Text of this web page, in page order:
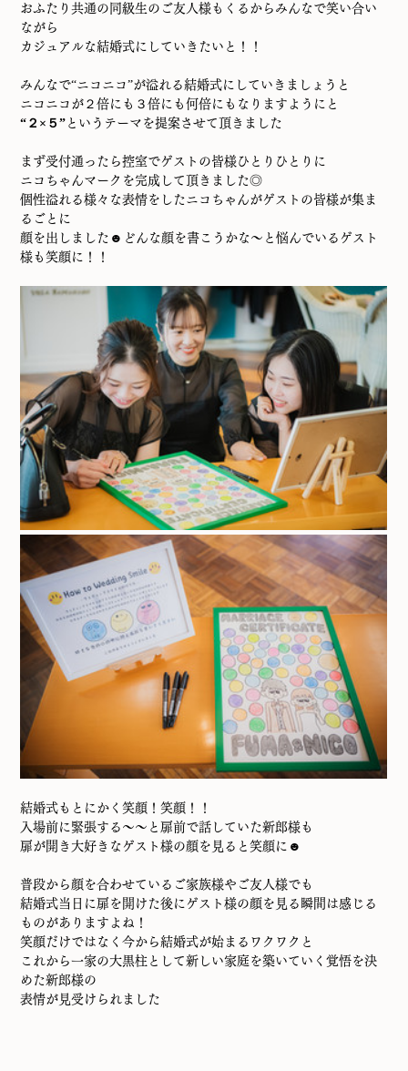
おふたり共通の同級生のご友人様もくるからみんなで笑い合い
ながら
カジュアルな結婚式にしていきたいと！！
みんなで“ニコニコ”が溢れる結婚式にしていきましょうと
ニコニコが２倍にも３倍にも何倍にもなりますようにと
“２×５” というテーマを提案させて頂きました
まず受付通ったら控室でゲストの皆様ひとりひとりに
ニコちゃんマークを完成して頂きました◎
個性溢れる様々な表情をしたニコちゃんがゲストの皆様が集ま
るごとに
顔を出しました☻どんな顔を書こうかな～と悩んでいるゲスト
様も笑顔に！！
結婚式もとにかく笑顔！笑顔！！
入場前に緊張する～～と扉前で話していた新郎様も
扉が開き大好きなゲスト様の顔を見ると笑顔に☻
普段から顔を合わせているご家族様やご友人様でも
結婚式当日に扉を開けた後にゲスト様の顔を見る瞬間は感じる
ものがありますよね！
笑顔だけではなく今から結婚式が始まるワクワクと
これから一家の大黒柱として新しい家庭を築いていく覚悟を決
めた新郎様の
表情が見受けられました